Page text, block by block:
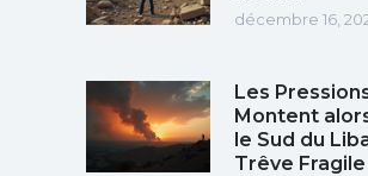
décembre 16,
Les
Montent
le Sud du
Trêve Fragile